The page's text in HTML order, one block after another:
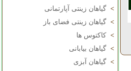
> گیاهان زینتی آپارتمانی
> گیاهان زینتی فضای باز
> کاکتوس ها
> گیاهان بیابانی
> گیاهان آبزی